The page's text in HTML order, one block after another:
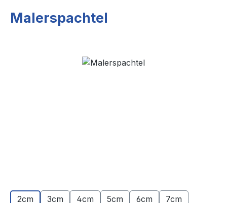
Malerspachtel
Bildergalerie überspringen
2cm 3cm 4cm 5cm 6cm
7cm